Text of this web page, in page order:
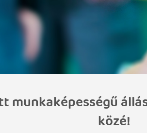
munkaképességű
közé!